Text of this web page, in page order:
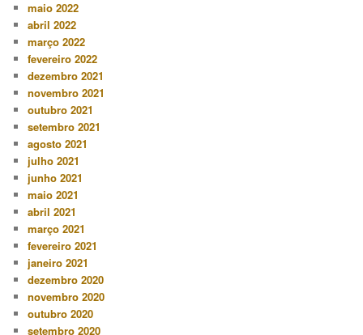
maio 2022
abril 2022
março 2022
fevereiro 2022
dezembro 2021
novembro 2021
outubro 2021
setembro 2021
agosto 2021
julho 2021
junho 2021
maio 2021
abril 2021
março 2021
fevereiro 2021
janeiro 2021
dezembro 2020
novembro 2020
outubro 2020
setembro 2020